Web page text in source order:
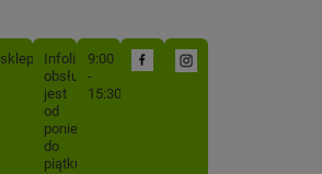
sklep@mojabutelka.pl
Infolinia
obsługiwana
jest
od
poniedziałku
do
piątku
9:00
-
15:30